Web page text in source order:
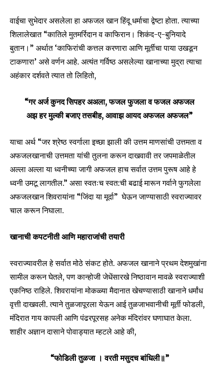
वाईचा सुभेदार असलेला हा अफजल खान हिंदू धर्माचा द्वेष्टा होता. त्याच्या
शिलालेखात “कातिले मुतमर्रिदान व काफिरान। शिकंद-ए-बुनियादे
बुतान।” अर्थात ‘काफिरांची कत्तल करणारा आणि मूर्तीचा पाया उखडून
टाकणारा’ असे वर्णन आहे. अत्यंत गर्विष्ठ असलेल्या खानाच्या मुद्रा त्याचा
अहंकार दर्शवते त्यात तो लिहितो,
“गर अर्ज कुनद सिपहर अअला, फजल फुजला व फजल अफजल
अझ हर मुल्की बजाए तसबीह, आवाझ आयद अफजल अफजल”
याचा अर्थ “जर श्रेष्ठ स्वर्गाला इच्छा झाली की उत्तम माणसांची उत्तमता व
अफजलखानाची उत्तमता यांची तुलना करून दाखवावी तर जपमाळेतील
अल्ला अल्ला या ध्वनीच्या जागी अफजल हाच सर्वात उत्तम पुरूष आहे हे
ध्वनी उमटू लागतील.” असा स्वतःच स्वत:ची बढाई मारून गर्वाने फुगलेला
अफजलखान शिवरायांना “जिंदा या मूर्दा” घेऊन जाण्यासाठी स्वराज्यावर
चाल करून निघाला.
खानाची कपटनीती आणि महाराजांची तयारी
स्वराज्यावरील हे सर्वात मोठे संकट होते. अफजल खानाने प्रथम देशमुखांना
सामील करून घेतले, पण कान्होजी जेधेंसारखे निष्ठावान मावळे स्वराज्याशी
एकनिष्ठ राहिले. शिवरायांना मोकळ्या मैदानात खेचण्यासाठी खानाने धर्मांध
वृत्ती दाखवली. त्याने तुळजापूरला येऊन आई तुळजाभवानीची मूर्ती फोडली,
मंदिरात गाय कापली आणि पंढरपूरसह अनेक मंदिरांवर घणाघात केला.
शाहीर अज्ञान दासाने पोवाड्यात म्हटले आहे की,
“फोडिली तुळजा । वरती मसुदच बांधिली॥”